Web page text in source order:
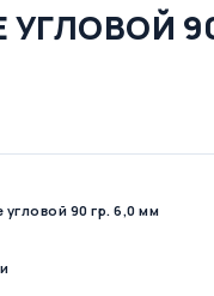
УГЛОВОЙ
угловой 90 гр. 6,0 мм